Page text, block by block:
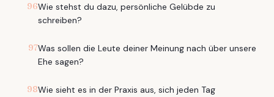
96Wie stehst du dazu, persönliche Gelübde zu
schreiben?
97Was sollen die Leute deiner Meinung nach über unsere
Ehe sagen?
98Wie sieht es in der Praxis aus, sich jeden Tag